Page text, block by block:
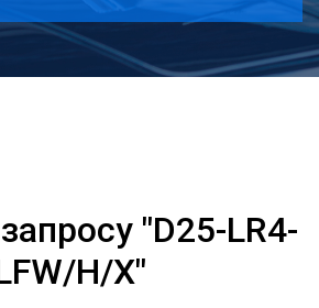
"D25-LR4-
H/X"